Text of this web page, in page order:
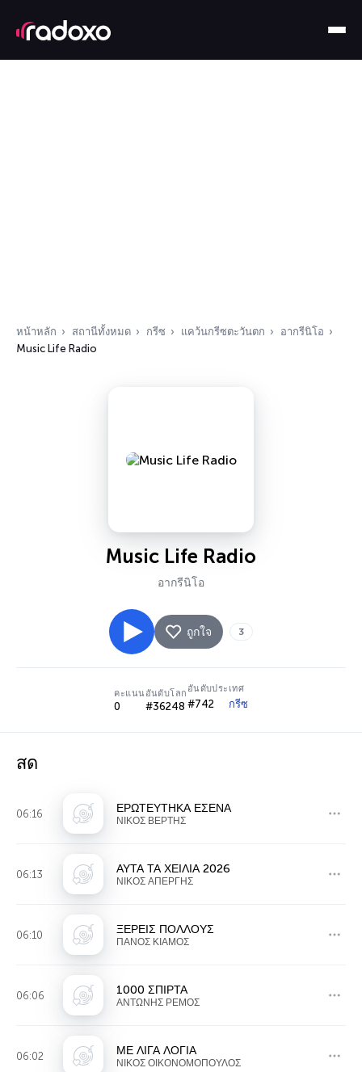
หน้าหลัก สถานีทั้งหมด กรีซ แคว้นกรีซตะวันตก
อากรีนิโอ
Music Life Radio
Music Life Radio
อากรีนิโอ
ถูกใจ 3
คะแนน
0
อันดับโลก
#36248
อันดับประเทศ
#742 กรีซ
สด
06:16 ΕΡΩΤΕΥΤΗΚΑ ΕΣΕΝΑ
ΝΙΚΟΣ ΒΕΡΤΗΣ
06:13 ΑΥΤΑ ΤΑ ΧΕΙΛΙΑ 2026
ΝΙΚΟΣ ΑΠΕΡΓΗΣ
06:10 ΞΕΡΕΙΣ ΠΟΛΛΟΥΣ
ΠΑΝΟΣ ΚΙΑΜΟΣ
06:06 1000 ΣΠΙΡΤΑ
ΑΝΤΩΝΗΣ ΡΕΜΟΣ
06:02 ΜΕ ΛΙΓΑ ΛΟΓΙΑ
ΝΙΚΟΣ ΟΙΚΟΝΟΜΟΠΟΥΛΟΣ